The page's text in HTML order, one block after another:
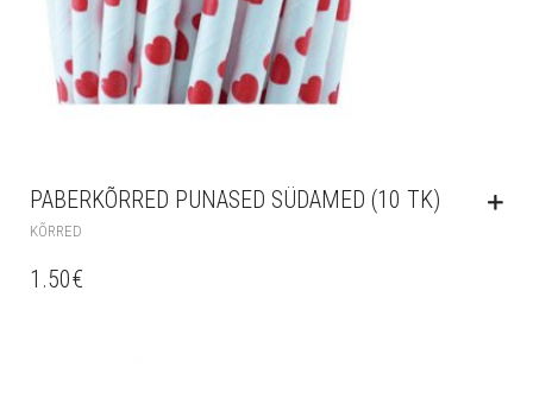
PABERKÕRRED PUNASED SÜDAMED (10 TK)
KÕRRED
1.50€